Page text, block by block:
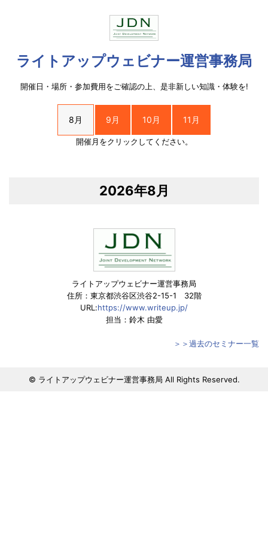
ライトアップウェビナー運営事務局
開催日・場所・参加費用をご確認の上、是非新しい知識・体験を!
8月 9月 10月 11月
開催月をクリックしてください。
2026年8月
ライトアップウェビナー運営事務局
住所：東京都渋谷区渋谷2-15-1 32階
URL:https://www.writeup.jp/
担当：鈴木 由愛
＞＞過去のセミナー一覧
© ライトアップウェビナー運営事務局 All Rights Reserved.